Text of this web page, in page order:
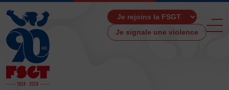
Je signale une violence